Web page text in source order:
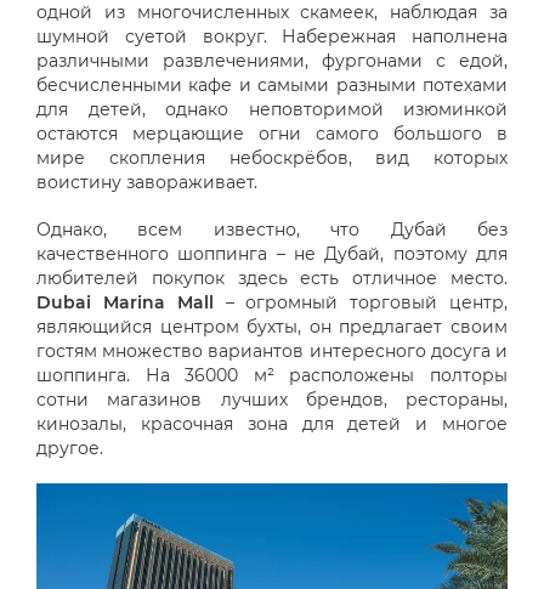
одной из многочисленных скамеек, наблюдая за
шумной суетой вокруг. Набережная наполнена
различными развлечениями, фургонами с едой,
бесчисленными кафе и самыми разными потехами
для детей, однако неповторимой изюминкой
остаются мерцающие огни самого большого в
мире скопления небоскрёбов, вид которых
воистину завораживает.
Однако, всем известно, что Дубай без
качественного шоппинга – не Дубай, поэтому для
любителей покупок здесь есть отличное место.
Dubai Marina Mall – огромный торговый центр,
являющийся центром бухты, он предлагает своим
гостям множество вариантов интересного досуга и
шоппинга. На 36000 м² расположены полторы
сотни магазинов лучших брендов, рестораны,
кинозалы, красочная зона для детей и многое
другое.